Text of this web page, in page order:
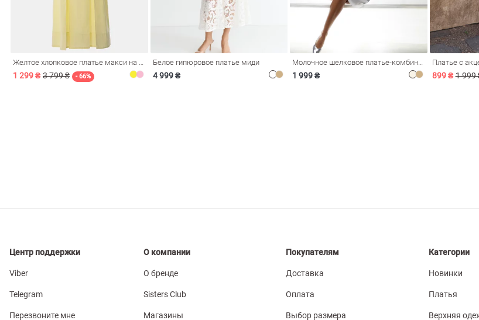
1 299 ₴ 3 799 ₴ - 66%
Белое гипюровое платье миди
4 999 ₴ 1 999 ₴
Платье с
899 ₴ 1 999
Центр поддержки
Viber
Telegram
Перезвоните мне
О компании
О бренде
Sisters Club
Магазины
Покупателям
Доставка
Оплата
Выбор размера
Категории
Новинки
Платья
Верхняя